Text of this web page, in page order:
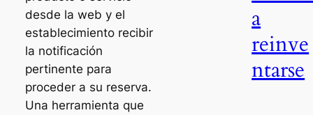
desde la web y el
establecimiento recibir
la notificación
pertinente para
proceder a su reserva.
Una herramienta que
a
reinve
ntarse